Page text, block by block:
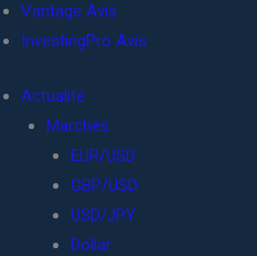
Vantage Avis
InvestingPro Avis
Actualité
Marchés
EUR/USD
GBP/USD
USD/JPY
Dollar